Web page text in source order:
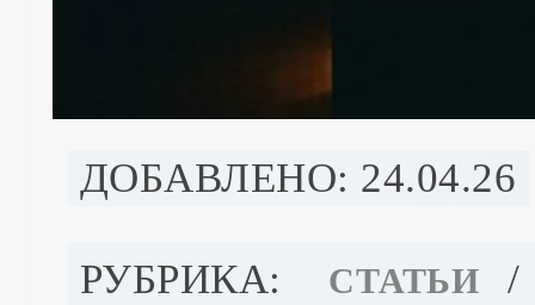
ДОБАВЛЕНО: 24.04.26
РУБРИКА: СТАТЬИ
/